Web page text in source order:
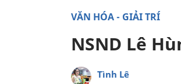
VĂN HÓA - GIẢI TRÍ
NSND Lê
Tình Lê